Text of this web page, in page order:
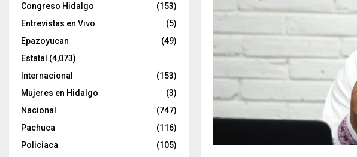
o
Congreso Hidalgo
(153)
Entrevistas en Vivo
(5)
Epazoyucan
(49)
Estatal (4,073)
Internacional
(153)
Mujeres en Hidalgo
(3)
Nacional
(747)
Pachuca
(116)
Policiaca
(105)